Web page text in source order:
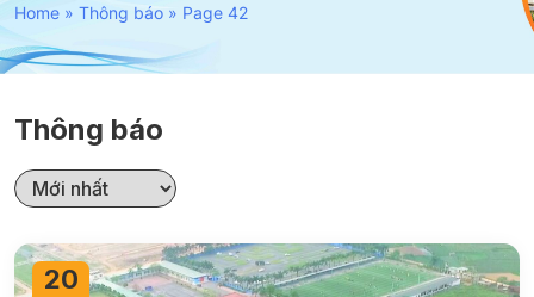
Home » Thông báo » Page 42
Thông báo
20